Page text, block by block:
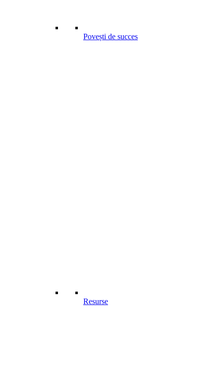
Povești de succes
Resurse